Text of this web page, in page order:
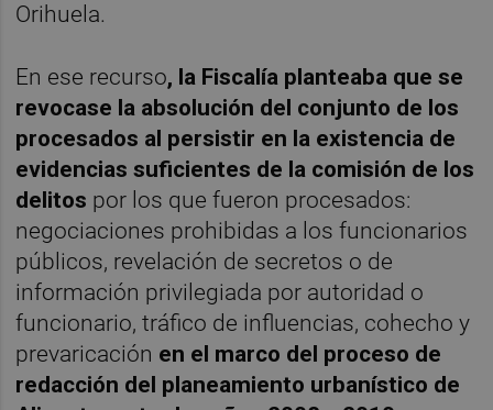
Orihuela.
En ese recurso, la Fiscalía planteaba que se
revocase la absolución del conjunto de los
procesados al persistir en la existencia de
evidencias suficientes de la comisión de los
delitos por los que fueron procesados:
negociaciones prohibidas a los funcionarios
públicos, revelación de secretos o de
información privilegiada por autoridad o
funcionario, tráfico de influencias, cohecho y
prevaricación en el marco del proceso de
redacción del planeamiento urbanístico de